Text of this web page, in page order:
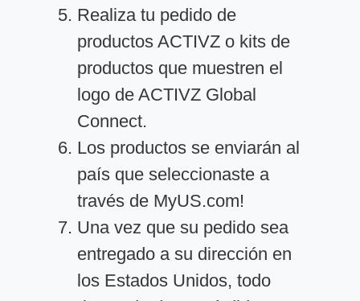
Realiza tu pedido de
productos ACTIVZ o kits de
productos que muestren el
logo de ACTIVZ Global
Connect.
Los productos se enviarán al
país que seleccionaste a
través de MyUS.com!
Una vez que su pedido sea
entregado a su dirección en
los Estados Unidos, todo